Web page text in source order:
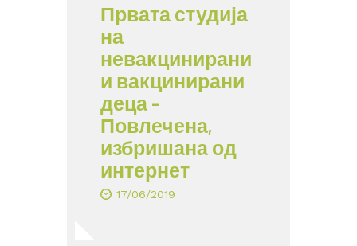
Првата студија
на
невакцинирани
и вакцинирани
деца –
Повлечена,
избришана од
интернет
17/06/2019